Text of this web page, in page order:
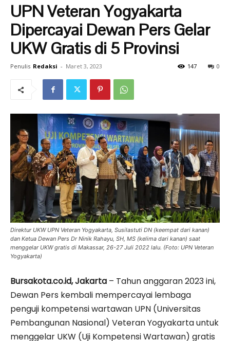
UPN Veteran Yogyakarta
Dipercayai Dewan Pers Gelar
UKW Gratis di 5 Provinsi
Penulis Redaksi - Maret 3, 2023 0
147
Direktur UKW UPN Veteran Yogyakarta, Susilastuti DN (keempat dari kanan)
dan Ketua Dewan Pers Dr Ninik Rahayu, SH, MS (kelima dari kanan) saat
menggelar UKW gratis di Makassar, 26-27 Juli 2022 lalu. (Foto: UPN Veteran
Yogyakarta)
Bursakota.co.id, Jakarta – Tahun anggaran 2023 ini,
Dewan Pers kembali mempercayai lembaga
penguji kompetensi wartawan UPN (Universitas
Pembangunan Nasional) Veteran Yogyakarta untuk
menggelar UKW (Uji Kompetensi Wartawan) gratis